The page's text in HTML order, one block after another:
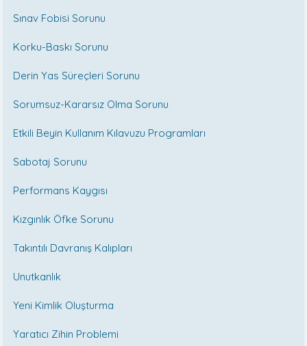
Sınav Fobisi Sorunu
Korku-Baskı Sorunu
Derin Yas Süreçleri Sorunu
Sorumsuz-Kararsız Olma Sorunu
Etkili Beyin Kullanım Kılavuzu Programları
Sabotaj Sorunu
Performans Kaygısı
Kızgınlık Öfke Sorunu
Takıntılı Davranış Kalıpları
Unutkanlık
Yeni Kimlik Oluşturma
Yaratıcı Zihin Problemi